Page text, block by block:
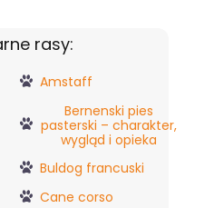
rasy:
Amstaff
Bernenski pies
pasterski – charakter,
wygląd i opieka
Buldog francuski
Cane corso